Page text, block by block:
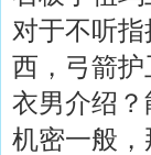
对于不听
西，弓箭
衣男介绍
机密一般